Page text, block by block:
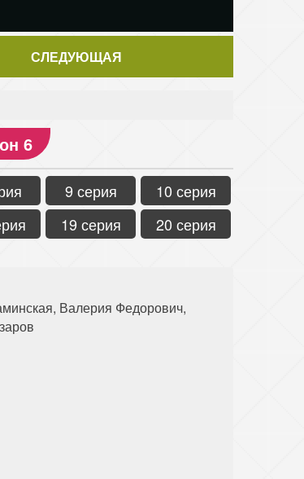
СЛЕДУЮЩАЯ
6
9 серия
10 серия
19 серия 20 серия
Валерия Федорович,